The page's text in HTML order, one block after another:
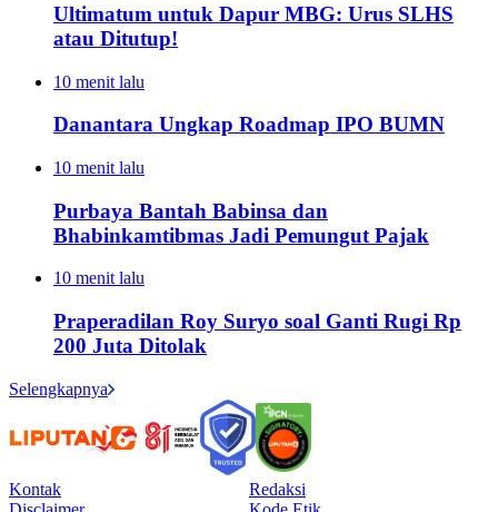
Ultimatum untuk Dapur MBG: Urus SLHS
atau Ditutup!
10 menit lalu
Danantara Ungkap Roadmap IPO BUMN
10 menit lalu
Purbaya Bantah Babinsa dan
Bhabinkamtibmas Jadi Pemungut Pajak
10 menit lalu
Praperadilan Roy Suryo soal Ganti Rugi Rp
200 Juta Ditolak
Selengkapnya
Kontak
Redaksi